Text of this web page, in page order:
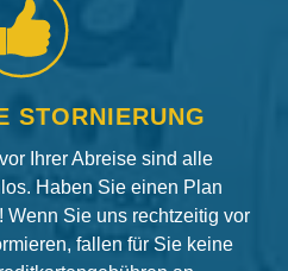
STORNIERUNG
Ihrer Abreise sind alle
Haben Sie einen Plan
Wenn Sie uns rechtzeitig vor
fallen für Sie keine